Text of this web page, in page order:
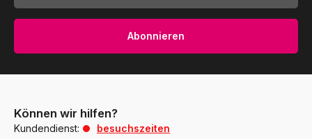
Abonnieren
Können wir hilfen?
Kundendienst:
besuchszeiten